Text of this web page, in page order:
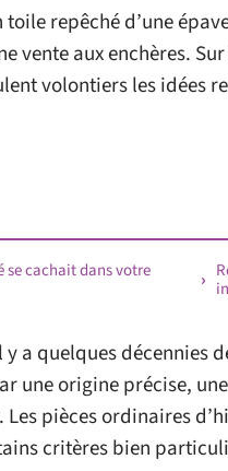
repêché d’une
vente aux enchères.
volontiers les idées
se cachait dans votre
a quelques décennies
une origine précise,
pièces ordinaires
critères bien